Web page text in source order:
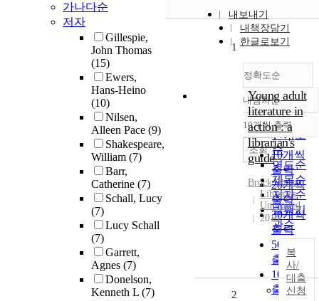
가나다순
저자
Gillespie,
John Thomas
(15)
Ewers,
Hans-Heino
(10)
Nilsen,
Alleen Pace (9)
Shakespeare,
William (7)
Barr,
Catherine (7)
Schall, Lucy
(7)
Lucy Schall
(7)
Garrett,
Agnes (7)
Donelson,
Kenneth L (7)
내보내기
내책장담기
한글로보기
정확도순
정확도
순
인기도
순
연도순
제목순
저자순
발행기
관순
내림차순
내림차순
10개씩 출력
10개씩
출력
20개씩
출력
30개씩
출력
50개씩
출력
100개씩
출력
조회
1
Young adult
literature in
action : a
librarian's
guide
Brock, Rose
Libraries
Unlimited
2019
복
사/
대출
신청
2